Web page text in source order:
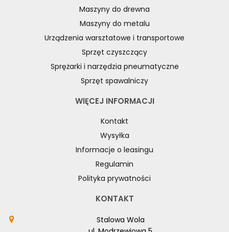
Maszyny do drewna
Maszyny do metalu
Urządzenia warsztatowe i transportowe
Sprzęt czyszczący
Sprężarki i narzędzia pneumatyczne
Sprzęt spawalniczy
WIĘCEJ INFORMACJI
Kontakt
Wysyłka
Informacje o leasingu
Regulamin
Polityka prywatności
KONTAKT
Stalowa Wola